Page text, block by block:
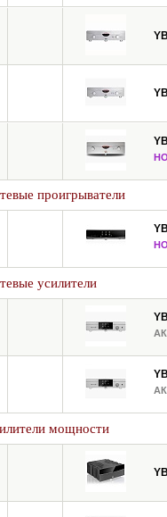
проигрыватели
усилители
мощности